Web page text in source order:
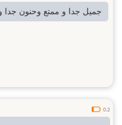
جميل جدا و ممتع وحنون جدا
0.2